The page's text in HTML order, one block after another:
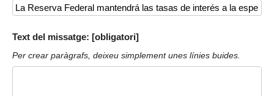
Text del missatge: [obligatori]
Per crear paràgrafs, deixeu simplement unes línies buides.